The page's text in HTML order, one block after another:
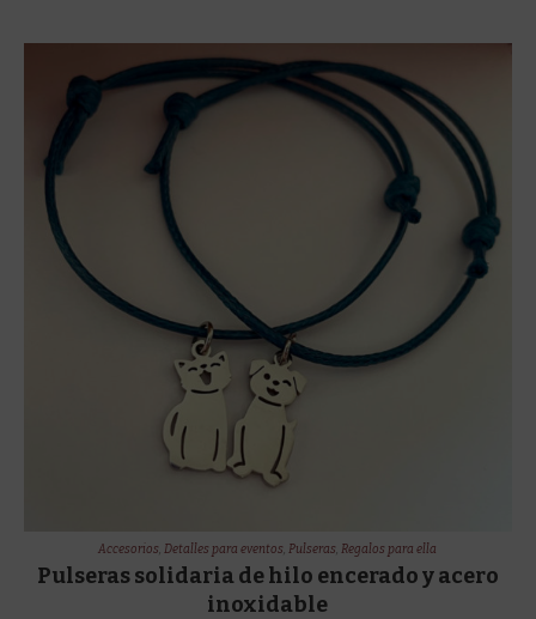
Accesorios,Detalles para eventos,Pulseras,Regalos para ella
Pulseras solidaria de hilo encerado y acero
inoxidable